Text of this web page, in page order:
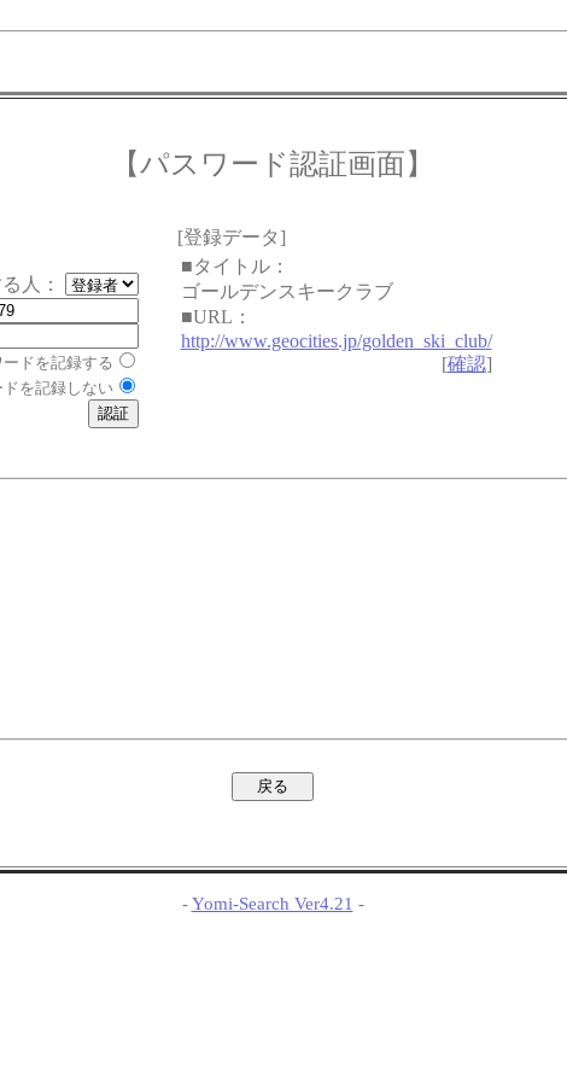
【パスワード認証画面】
人：
ードを記録する
ドを記録しない
[登録データ]
■タイトル：
ゴールデンスキークラブ
■URL：
http://www.geocities.jp/golden_ski_club/
[確認]
-Yomi-Search Ver4.21 -